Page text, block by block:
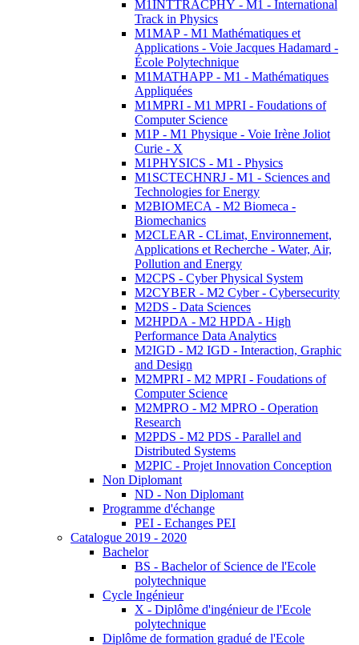
M1INTTRACPHY - M1 - International
Track in Physics
M1MAP - M1 Mathématiques et
Applications - Voie Jacques Hadamard -
École Polytechnique
M1MATHAPP - M1 - Mathématiques
Appliquées
M1MPRI - M1 MPRI - Foudations of
Computer Science
M1P - M1 Physique - Voie Irène Joliot
Curie - X
M1PHYSICS - M1 - Physics
M1SCTECHNRJ - M1 - Sciences and
Technologies for Energy
M2BIOMECA - M2 Biomeca -
Biomechanics
M2CLEAR - CLimat, Environnement,
Applications et Recherche - Water, Air,
Pollution and Energy
M2CPS - Cyber Physical System
M2CYBER - M2 Cyber - Cybersecurity
M2DS - Data Sciences
M2HPDA - M2 HPDA - High
Performance Data Analytics
M2IGD - M2 IGD - Interaction, Graphic
and Design
M2MPRI - M2 MPRI - Foudations of
Computer Science
M2MPRO - M2 MPRO - Operation
Research
M2PDS - M2 PDS - Parallel and
Distributed Systems
M2PIC - Projet Innovation Conception
Non Diplomant
ND - Non Diplomant
Programme d'échange
PEI - Echanges PEI
Catalogue 2019 - 2020
Bachelor
BS - Bachelor of Science de l'Ecole
polytechnique
Cycle Ingénieur
X - Diplôme d'ingénieur de l'Ecole
polytechnique
Diplôme de formation gradué de l'Ecole